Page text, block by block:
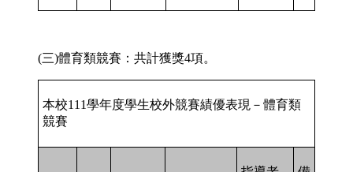
(三)體育類競賽：共計獲獎4項。
本校111學年度學生校外競賽績優表現－體育類
競賽